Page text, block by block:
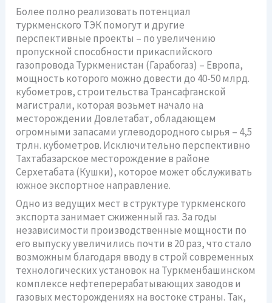
Более полно реализовать потенциал
туркменского ТЭК помогут и другие
перспективные проекты – по увеличению
пропускной способности прикаспийского
газопровода Туркменистан (Гарабогаз) – Европа,
мощность которого можно довести до 40-50 млрд.
кубометров, строительства Трансафганской
магистрали, которая возьмет начало на
месторождении Довлетабат, обладающем
огромными запасами углеводородного сырья – 4,5
трлн. кубометров. Исключительно перспективно
Тахтабазарское месторождение в районе
Серхетабата (Кушки), которое может обслуживать
южное экспортное направление.
Одно из ведущих мест в структуре туркменского
экспорта занимает сжиженный газ. За годы
независимости производственные мощности по
его выпуску увеличились почти в 20 раз, что стало
возможным благодаря вводу в строй современных
технологических установок на Туркменбашинском
комплексе нефтеперерабатывающих заводов и
газовых месторождениях на востоке страны. Так,